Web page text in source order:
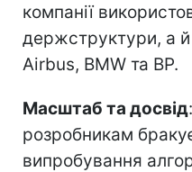
компанії
держструктури, а й
Airbus, BMW та BP.
Масштаб та досвід
розробникам
випробування